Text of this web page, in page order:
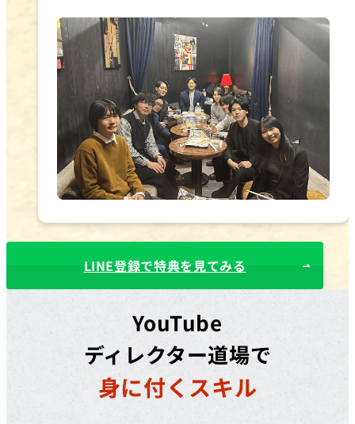
LINE登録で特典を見てみる
YouTube
ディレクター道場で
身に付くスキル